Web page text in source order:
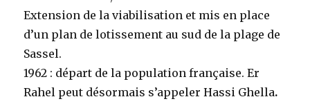
Extension de la viabilisation et mis en place
d’un plan de lotissement au sud de la plage de
Sassel.
1962 : départ de la population française. Er
Rahel peut désormais s’appeler Hassi Ghella.